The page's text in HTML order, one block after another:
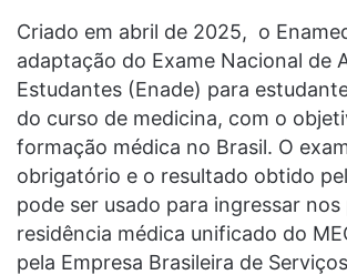
Criado em abril de 2025, o
adaptação do Exame Nacional de
Estudantes (Enade) para
do curso de medicina, com o
formação médica no Brasil. O
obrigatório e o resultado obtido
pode ser usado para ingressar
residência médica unificado do
pela Empresa Brasileira de